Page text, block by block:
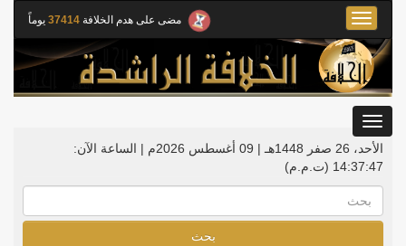
مضى على هدم الخلافة 37414 يوماً
Toggle
navigation
الأحد، 26 صفر 1448هـ | 09 أغسطس 2026م |
الساعة الآن:
14:37:48 (ت.م.م)
بحث